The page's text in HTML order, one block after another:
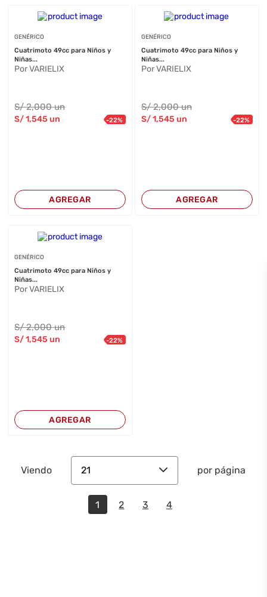
GENÉRICO
Cuatrimoto 49cc para Niños y
Niñas...
Por VARIELIX
S/2,000 un
S/1,545 un -22%
AGREGAR
GENÉRICO
Cuatrimoto 49cc para Niños y
Niñas...
Por VARIELIX
S/2,000 un
S/1,545 un -22%
AGREGAR
GENÉRICO
Cuatrimoto 49cc para Niños y
Niñas...
Por VARIELIX
S/2,000 un
S/1,545 un -22%
AGREGAR
Viendo 21 por página
1 2 3 4